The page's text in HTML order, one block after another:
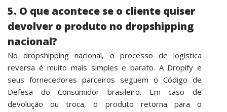
5. O que acontece se o cliente quiser
devolver o produto no dropshipping
nacional?
No dropshipping nacional, o processo de logística
reversa é muito mais simples e barato. A Dropify e
seus fornecedores parceiros seguem o Código de
Defesa do Consumidor brasileiro. Em caso de
devolução ou troca, o produto retorna para o